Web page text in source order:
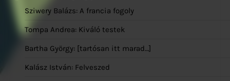
Sziwery Balázs: A francia fogoly
Tompa Andrea: Kiváló testek
Bartha György: [tartósan itt marad…]
Kalász István: Felveszed